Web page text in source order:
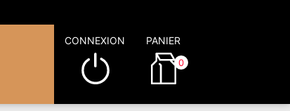
CONNEXION PANIER
0